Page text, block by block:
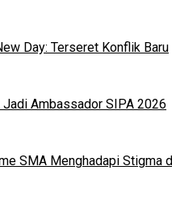
Day: Terseret Konflik Baru
Jadi Ambassador SIPA 2026
SMA Menghadapi Stigma